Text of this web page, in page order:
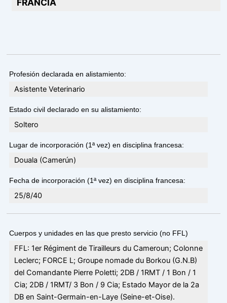
FRANCIA
Profesión declarada en alistamiento:
Asistente Veterinario
Estado civil declarado en su alistamiento:
Soltero
Lugar de incorporación (1ª vez) en disciplina francesa:
Douala (Camerún)
Fecha de incorporación (1ª vez) en disciplina francesa:
25/8/40
Cuerpos y unidades en las que presto servicio (no FFL)
FFL: 1er Régiment de Tirailleurs du Cameroun; Colonne
Leclerc; FORCE L; Groupe nomade du Borkou (G.N.B)
del Comandante Pierre Poletti; 2DB / 1RMT / 1 Bon / 1
Cia; 2DB / 1RMT/ 3 Bon / 9 Cia; Estado Mayor de la 2a
DB en Saint-Germain-en-Laye (Seine-et-Oise).